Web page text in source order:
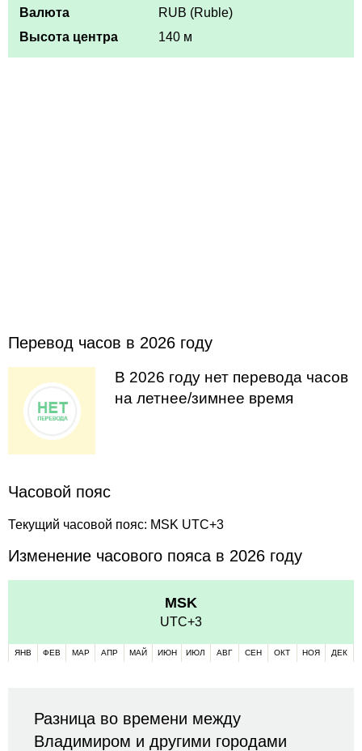
Валюта
RUB (Ruble)
Высота центра
140 м
Перевод часов в 2026 году
В 2026 году нет перевода часов
на летнее/зимнее время
Часовой пояс
Текущий часовой пояс: MSK UTC+3
Изменение часового пояса в 2026 году
MSK
UTC+3
ЯНВ ФЕВ МАР АПР МАЙ ИЮН ИЮЛ АВГ СЕН ОКТ НОЯ ДЕК
Разница во времени между
Владимиром и другими городами